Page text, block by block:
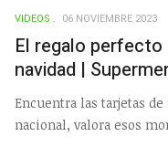
VIDEOS 06 NOVIEMBRE 2023
El regalo
navidad |
Encuentra las tarjetas
nacional, valora esos